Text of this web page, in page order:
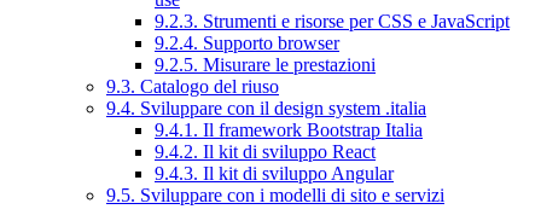
9.2.3. Strumenti e risorse per CSS e JavaScript
9.2.4. Supporto browser
9.2.5. Misurare le prestazioni
9.3. Catalogo del riuso
9.4. Sviluppare con il design system .italia
9.4.1. Il framework Bootstrap Italia
9.4.2. Il kit di sviluppo React
9.4.3. Il kit di sviluppo Angular
9.5. Sviluppare con i modelli di sito e servizi